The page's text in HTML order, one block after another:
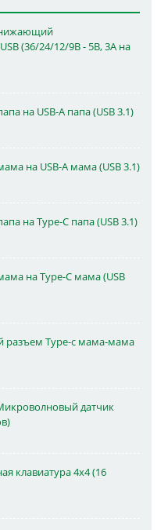
(36/24/12/9В - 5В, 3А на
на USB-A папа (USB 3.1)
на USB-A мама (USB 3.1)
на Type-C папа (USB 3.1)
на Type-C мама (USB
разъем Type-c мама-мама
датчик
клавиатура 4x4 (16